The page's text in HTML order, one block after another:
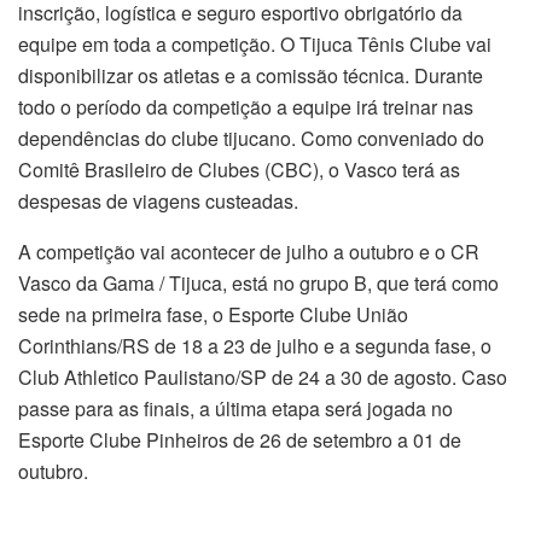
inscrição, logística e seguro esportivo obrigatório da
equipe em toda a competição. O Tijuca Tênis Clube vai
disponibilizar os atletas e a comissão técnica. Durante
todo o período da competição a equipe irá treinar nas
dependências do clube tijucano. Como conveniado do
Comitê Brasileiro de Clubes (CBC), o Vasco terá as
despesas de viagens custeadas.
A competição vai acontecer de julho a outubro e o CR
Vasco da Gama / Tijuca, está no grupo B, que terá como
sede na primeira fase, o Esporte Clube União
Corinthians/RS de 18 a 23 de julho e a segunda fase, o
Club Athletico Paulistano/SP de 24 a 30 de agosto. Caso
passe para as finais, a última etapa será jogada no
Esporte Clube Pinheiros de 26 de setembro a 01 de
outubro.